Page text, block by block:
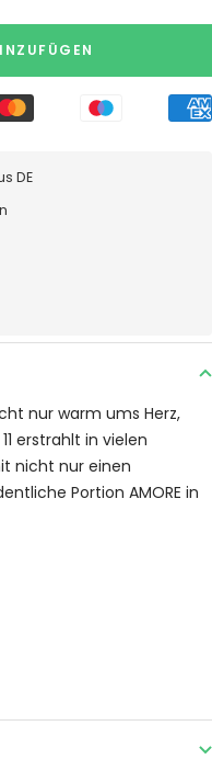
DE
nur warm ums Herz,
erstrahlt in vielen
nicht nur einen
Portion AMORE in